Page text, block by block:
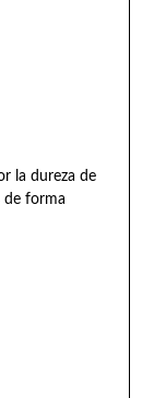
la dureza de
de forma